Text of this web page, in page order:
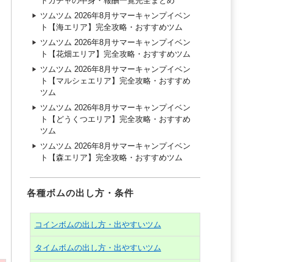
ツムツム 2026年8月サマーキャンプイベン
ト【海エリア】完全攻略・おすすめツム
ツムツム 2026年8月サマーキャンプイベン
ト【花畑エリア】完全攻略・おすすめツム
ツムツム 2026年8月サマーキャンプイベン
ト【マルシェエリア】完全攻略・おすすめ
ツム
ツムツム 2026年8月サマーキャンプイベン
ト【どうくつエリア】完全攻略・おすすめ
ツム
ツムツム 2026年8月サマーキャンプイベン
ト【森エリア】完全攻略・おすすめツム
各種ボムの出し方・条件
コインボムの出し方・出やすいツム
タイムボムの出し方・出やすいツム